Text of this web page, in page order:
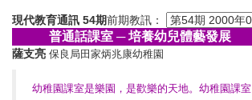
現代教育通訊 54期前期教訊：
普通話課室 ─ 培養幼兒體藝發展
薩支亮 保良局田家炳兆康幼稚園
幼稚園課室是樂園，是歡樂的天地。幼稚園課室